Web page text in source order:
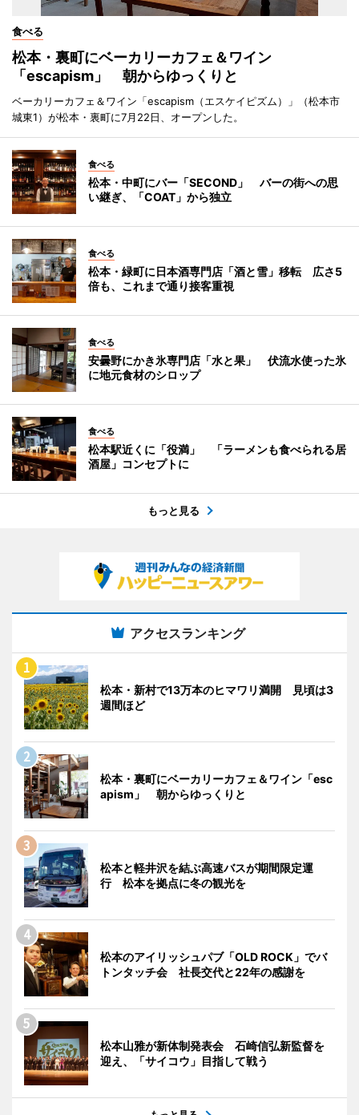
食べる
松本・裏町にベーカリーカフェ＆ワイン
「escapism」 朝からゆっくりと
ベーカリーカフェ＆ワイン「escapism（エスケイピズム）」（松本市
城東1）が松本・裏町に7月22日、オープンした。
食べる
松本・中町にバー「SECOND」 バーの街への思
い継ぎ、「COAT」から独立
食べる
松本・緑町に日本酒専門店「酒と雪」移転 広さ5
倍も、これまで通り接客重視
食べる
安曇野にかき氷専門店「水と果」 伏流水使った氷
に地元食材のシロップ
食べる
松本駅近くに「役満」 「ラーメンも食べられる居
酒屋」コンセプトに
もっと見る
アクセスランキング
松本・新村で13万本のヒマワリ満開 見頃は3
週間ほど
松本・裏町にベーカリーカフェ＆ワイン「esc
apism」 朝からゆっくりと
松本と軽井沢を結ぶ高速バスが期間限定運
行 松本を拠点に冬の観光を
松本のアイリッシュパブ「OLD ROCK」でバ
トンタッチ会 社長交代と22年の感謝を
松本山雅が新体制発表会 石崎信弘新監督を
迎え、「サイコウ」目指して戦う